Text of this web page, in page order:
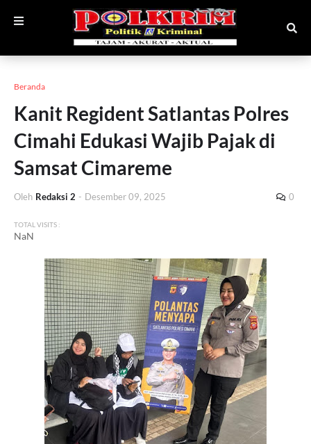
Beranda
Kanit Regident Satlantas Polres
Cimahi Edukasi Wajib Pajak di
Samsat Cimareme
Oleh Redaksi 2 - Desember 09, 2025 0
TOTAL VISITS :
NaN